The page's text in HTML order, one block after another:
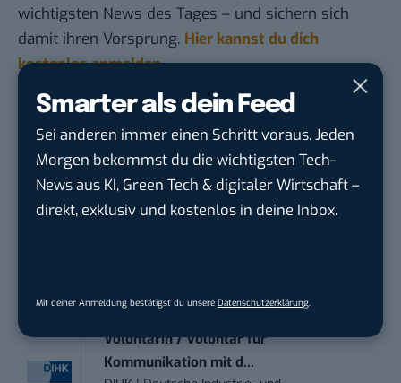
Smarter als dein Feed
Sei anderen immer einen Schritt voraus. Jeden
Morgen bekommst du die wichtigsten Tech-
News aus KI, Green Tech & digitaler Wirtschaft –
direkt, exklusiv und kostenlos in deine Inbox.
Mit deiner Anmeldung bestätigst du unsere Datenschutzerklärung
wichtigsten News des Tages – und sichern sich
damit ihren Vorsprung. Hier kannst du dich
kostenlos anmelden.
STELLENANZEIGEN
Social Media Content Creator (m/w/d)
moveUP Media GmbHinDüsseldorf
Volontärin / Volontär für
Kommunikation mit d...